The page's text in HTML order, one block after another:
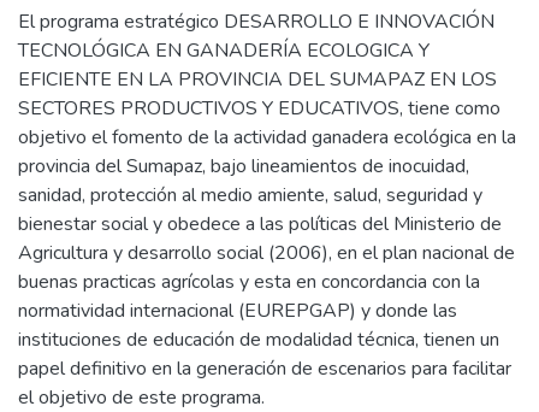
El programa estratégico DESARROLLO E INNOVACIÓN
TECNOLÓGICA EN GANADERÍA ECOLOGICA Y
EFICIENTE EN LA PROVINCIA DEL SUMAPAZ EN LOS
SECTORES PRODUCTIVOS Y EDUCATIVOS, tiene como
objetivo el fomento de la actividad ganadera ecológica en la
provincia del Sumapaz, bajo lineamientos de inocuidad,
sanidad, protección al medio amiente, salud, seguridad y
bienestar social y obedece a las políticas del Ministerio de
Agricultura y desarrollo social (2006), en el plan nacional de
buenas practicas agrícolas y esta en concordancia con la
normatividad internacional (EUREPGAP) y donde las
instituciones de educación de modalidad técnica, tienen un
papel definitivo en la generación de escenarios para facilitar
el objetivo de este programa.